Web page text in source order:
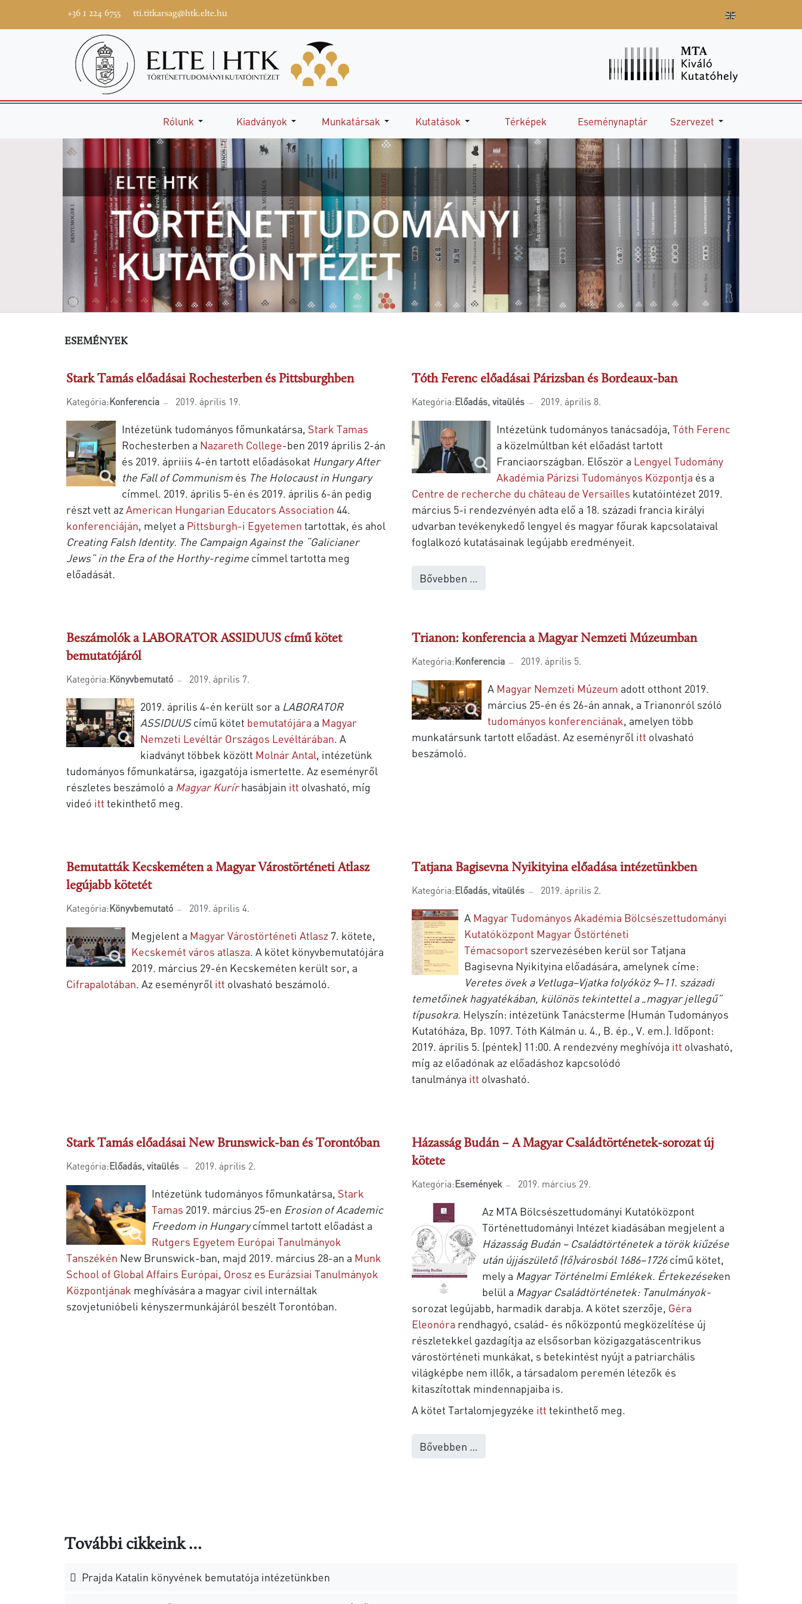
+36 1 224 6755 tti.titkarsag@htk.elte.hu
Rólunk Kiadványok Munkatársak Kutatások Térképek Eseménynaptár Szervezet
ESEMÉNYEK
Stark Tamás előadásai Rochesterben és Pittsburghben
Kategória:Konferencia 2019. április 19.
Intézetünk tudományos főmunkatársa, Stark Tamas
Rochesterben a Nazareth College-ben 2019 április 2-án
és 2019. ápriiis 4-én tartott előadásokat Hungary After
the Fall of Communism és The Holocaust in Hungary
címmel. 2019. április 5-én és 2019. április 6-án pedig
részt vett azAmerican Hungarian Educators Association 44.
konferenciáján, melyet a Pittsburgh-i Egyetemen tartottak, és ahol
Creating Falsh Identity. The Campaign Against the “Galicianer
Jews” in the Era of the Horthy-regime címmel tartotta meg
előadását.
Tóth Ferenc előadásai Párizsban és Bordeaux-ban
Kategória:Előadás, vitaülés 2019. április 8.
Intézetünk tudományos tanácsadója, Tóth Ferenc
a közelmúltban két előadást tartott
Franciaországban. Először a Lengyel Tudomány
Akadémia Párizsi Tudományos Központja és a
Centre de recherche du château de Versailles kutatóintézet 2019.
március 5-i rendezvényén adta elő a 18. századi francia királyi
udvarban tevékenykedő lengyel és magyar főurak kapcsolataival
foglalkozó kutatásainak legújabb eredményeit.
Bővebben …
Beszámolók a LABORATOR ASSIDUUS című kötet
bemutatójáról
Kategória:Könyvbemutató 2019. április 7.
2019. április 4-én került sor a LABORATOR
ASSIDUUScímű kötet bemutatójára a Magyar
Nemzeti Levéltár Országos Levéltárában. A
kiadványt többek között Molnár Antal, intézetünk
tudományos főmunkatársa, igazgatója ismertette. Az eseményről
részletes beszámoló a Magyar Kurírhasábjain itt olvasható, míg
videó itt tekinthető meg.
Trianon: konferencia a Magyar Nemzeti Múzeumban
Kategória:Konferencia 2019. április 5.
A Magyar Nemzeti Múzeum adott otthont 2019.
március 25-én és 26-án annak, a Trianonról szóló
tudományos konferenciának, amelyen több
munkatársunk tartott előadást. Az eseményről itt olvasható
beszámoló.
Bemutatták Kecskeméten a Magyar Várostörténeti Atlasz
legújabb kötetét
Kategória:Könyvbemutató 2019. április 4.
Megjelent a Magyar Várostörténeti Atlasz 7. kötete,
Kecskemét város atlasza. A kötet könyvbemutatójára
2019. március 29-én Kecskeméten került sor, a
Cifrapalotában. Az eseményről itt olvasható beszámoló.
Tatjana Bagisevna Nyikityina előadása intézetünkben
Kategória:Előadás, vitaülés 2019. április 2.
A Magyar Tudományos Akadémia Bölcsészettudományi
Kutatóközpont Magyar Őstörténeti
Témacsoport szervezésében kerül sor Tatjana
Bagisevna Nyikityina előadására, amelynek címe:
Veretes övek a Vetluga–Vjatka folyóköz 9‒11. századi
temetőinek hagyatékában, különös tekintettel a „magyar jellegű”
típusokra. Helyszín: intézetünk Tanácsterme (Humán Tudományos
Kutatóháza, Bp. 1097. Tóth Kálmán u. 4., B. ép., V. em.). Időpont:
2019. április 5. (péntek) 11:00. A rendezvény meghívója itt olvasható,
míg az előadónak az előadáshoz kapcsolódó
tanulmánya itt olvasható.
Stark Tamás előadásai New Brunswick-ban és Torontóban
Kategória:Előadás, vitaülés 2019. április 2.
Intézetünk tudományos főmunkatársa, Stark
Tamas 2019. március 25-en Erosion of Academic
Freedom in Hungarycímmel tartott előadást a
Rutgers Egyetem Európai Tanulmányok
Tanszékén New Brunswick-ban, majd 2019. március 28-an a Munk
School of Global Affairs Európai, Orosz es Eurázsiai Tanulmányok
Központjának meghívására a magyar civil internáltak
szovjetunióbeli kényszermunkájáról beszélt Torontóban.
Házasság Budán – A Magyar Családtörténetek-sorozat új
kötete
Kategória:Események 2019. március 29.
Az MTA Bölcsészettudományi Kutatóközpont
Történettudományi Intézet kiadásában megjelent a
Házasság Budán – Családtörténetek a török kiűzése
után újjászülető (fő)városból 1686–1726című kötet,
mely a Magyar Történelmi Emlékek. Értekezéseken
belül a Magyar Családtörténetek: Tanulmányok-
sorozat legújabb, harmadik darabja. A kötet szerzője, Géra
Eleonóra rendhagyó, család- és nőközpontú megközelítése új
részletekkel gazdagítja az elsősorban közigazgatáscentrikus
várostörténeti munkákat, s betekintést nyújt a patriarchális
világképbe nem illők, a társadalom peremén létezők és
kitaszítottak mindennapjaiba is.
A kötet Tartalomjegyzéke itt tekinthető meg.
Bővebben …
További cikkeink …
Prajda Katalin könyvének bemutatója intézetünkben